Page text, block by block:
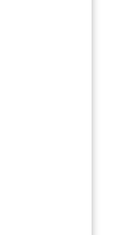
sýr,
alergeny: 7)
(obsahuje